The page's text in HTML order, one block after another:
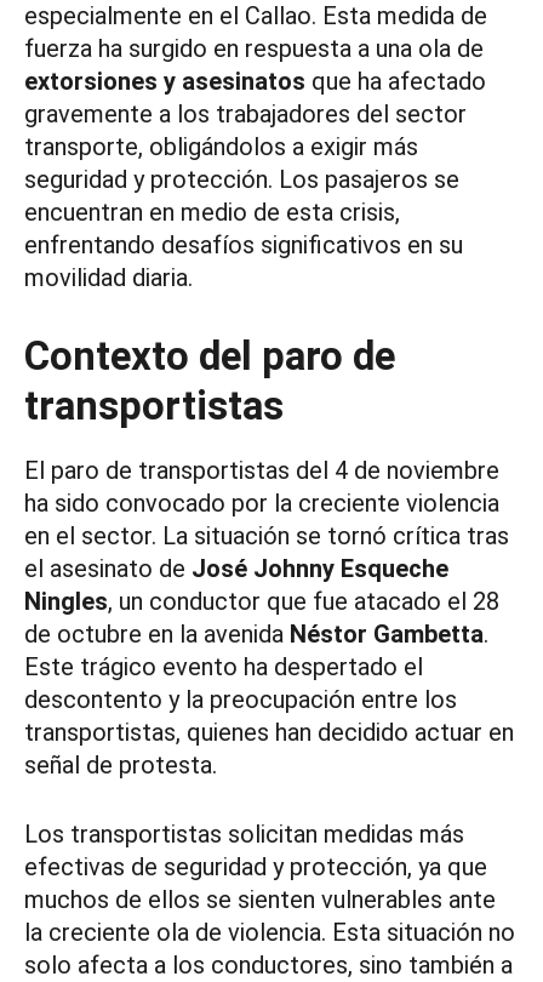
especialmente en el Callao. Esta medida de
fuerza ha surgido en respuesta a una ola de
extorsiones y asesinatos que ha afectado
gravemente a los trabajadores del sector
transporte, obligándolos a exigir más
seguridad y protección. Los pasajeros se
encuentran en medio de esta crisis,
enfrentando desafíos significativos en su
movilidad diaria.
Contexto del paro de
transportistas
El paro de transportistas del 4 de noviembre
ha sido convocado por la creciente violencia
en el sector. La situación se tornó crítica tras
el asesinato de José Johnny Esqueche
Ningles, un conductor que fue atacado el 28
de octubre en la avenida Néstor Gambetta.
Este trágico evento ha despertado el
descontento y la preocupación entre los
transportistas, quienes han decidido actuar en
señal de protesta.
Los transportistas solicitan medidas más
efectivas de seguridad y protección, ya que
muchos de ellos se sienten vulnerables ante
la creciente ola de violencia. Esta situación no
solo afecta a los conductores, sino también a